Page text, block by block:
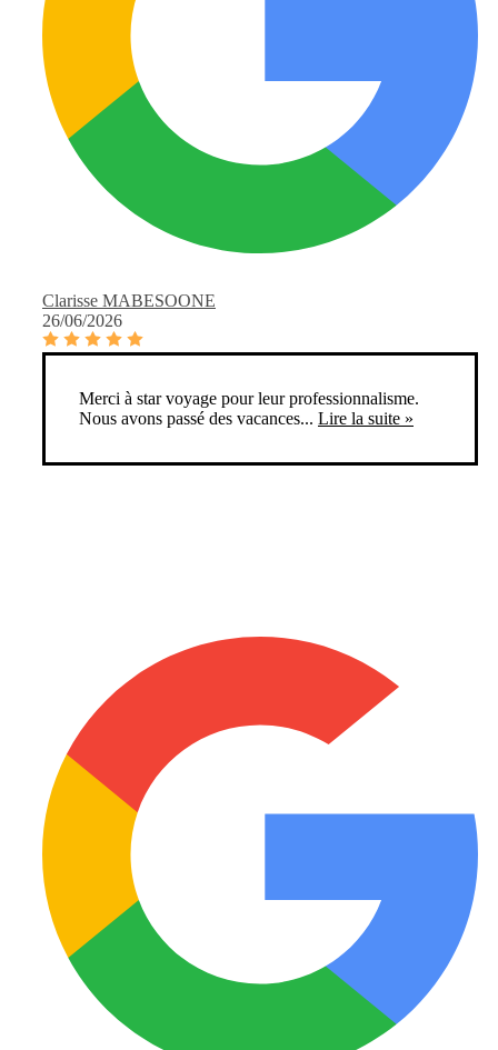
Clarisse MABESOONE
26/06/2026
Merci à star voyage pour leur professionnalisme.
Nous avons passé des vacances... Lire la suite »